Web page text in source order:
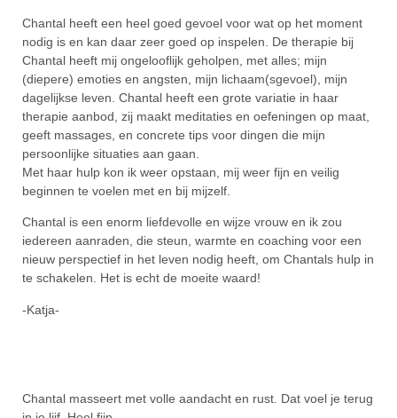
Chantal heeft een heel goed gevoel voor wat op het moment
nodig is en kan daar zeer goed op inspelen. De therapie bij
Chantal heeft mij ongelooflijk geholpen, met alles; mijn
(diepere) emoties en angsten, mijn lichaam(sgevoel), mijn
dagelijkse leven. Chantal heeft een grote variatie in haar
therapie aanbod, zij maakt meditaties en oefeningen op maat,
geeft massages, en concrete tips voor dingen die mijn
persoonlijke situaties aan gaan.
Met haar hulp kon ik weer opstaan, mij weer fijn en veilig
beginnen te voelen met en bij mijzelf.
Chantal is een enorm liefdevolle en wijze vrouw en ik zou
iedereen aanraden, die steun, warmte en coaching voor een
nieuw perspectief in het leven nodig heeft, om Chantals hulp in
te schakelen. Het is echt de moeite waard!
-Katja-
Chantal masseert met volle aandacht en rust. Dat voel je terug